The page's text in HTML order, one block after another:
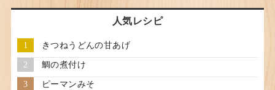
人気レシピ
きつねうどんの甘あげ
鯛の煮付け
ピーマンみそ